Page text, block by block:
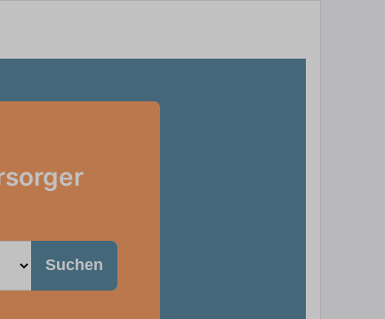
Suchen